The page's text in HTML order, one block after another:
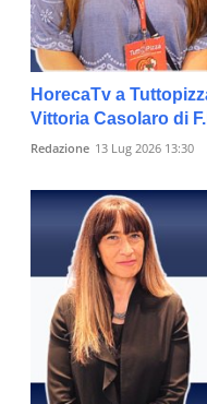
HorecaTv a
Vittoria Casolaro di
Redazione 13 Lug 2026 13:30